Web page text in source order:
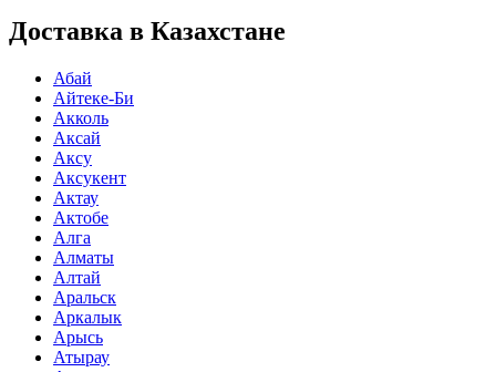
Доставка в Казахстане
Абай
Айтеке-Би
Акколь
Аксай
Аксу
Аксукент
Актау
Актобе
Алга
Алматы
Алтай
Аральск
Аркалык
Арысь
Атырау